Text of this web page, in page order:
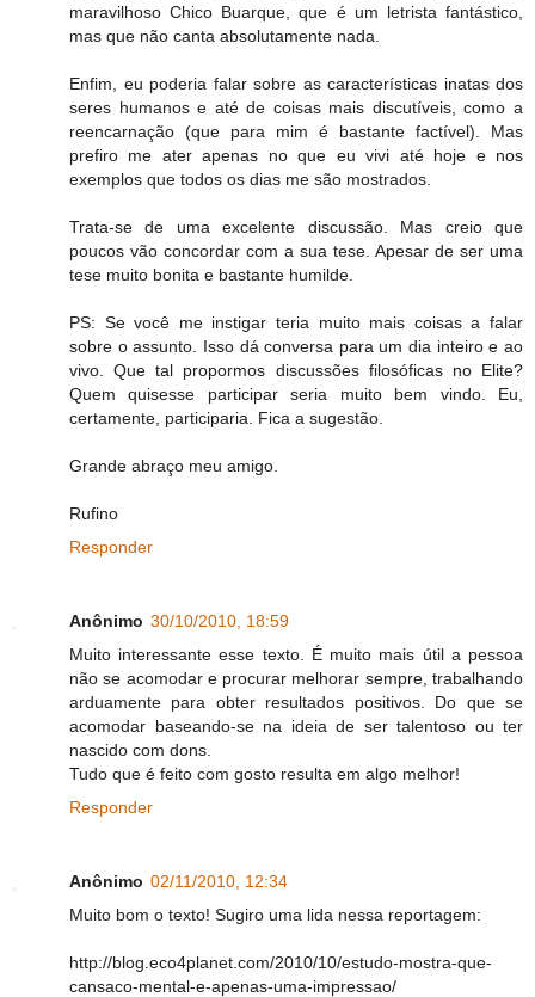
maravilhoso Chico Buarque, que é um letrista fantástico,
mas que não canta absolutamente nada.
Enfim, eu poderia falar sobre as características inatas dos
seres humanos e até de coisas mais discutíveis, como a
reencarnação (que para mim é bastante factível). Mas
prefiro me ater apenas no que eu vivi até hoje e nos
exemplos que todos os dias me são mostrados.
Trata-se de uma excelente discussão. Mas creio que
poucos vão concordar com a sua tese. Apesar de ser uma
tese muito bonita e bastante humilde.
PS: Se você me instigar teria muito mais coisas a falar
sobre o assunto. Isso dá conversa para um dia inteiro e ao
vivo. Que tal propormos discussões filosóficas no Elite?
Quem quisesse participar seria muito bem vindo. Eu,
certamente, participaria. Fica a sugestão.
Grande abraço meu amigo.
Rufino
Responder
Anônimo 30/10/2010, 18:59
Muito interessante esse texto. É muito mais útil a pessoa
não se acomodar e procurar melhorar sempre, trabalhando
arduamente para obter resultados positivos. Do que se
acomodar baseando-se na ideia de ser talentoso ou ter
nascido com dons.
Tudo que é feito com gosto resulta em algo melhor!
Responder
Anônimo 02/11/2010, 12:34
Muito bom o texto! Sugiro uma lida nessa reportagem:
http://blog.eco4planet.com/2010/10/estudo-mostra-que-
cansaco-mental-e-apenas-uma-impressao/